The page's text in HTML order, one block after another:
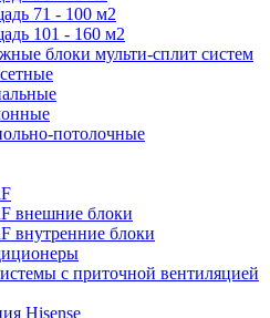
71 - 100 м2
101 - 160 м2
блоки мульти-сплит систем
потолочные
внешние блоки
внутренние блоки
с приточной вентиляцией
Hisense